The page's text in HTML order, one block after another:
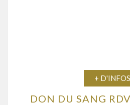
+ D'INFOS
DON DU SANG